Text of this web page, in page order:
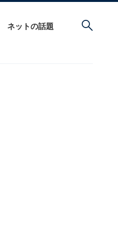
ネットの話題